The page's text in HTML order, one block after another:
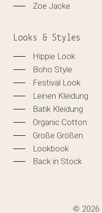
Zoe Jacke
Looks & Styles
Hippie Look
Boho Style
Festival Look
Leinen Kleidung
Batik Kleidung
Organic Cotton
Große Größen
Lookbook
Back in Stock
© 2026